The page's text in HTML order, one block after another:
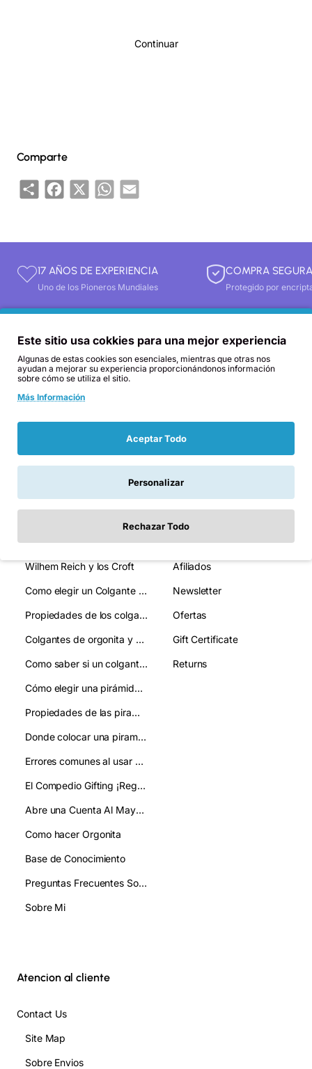
Continuar
Comparte
ShareFacebook
X WhatsApp
Email
17 AÑOS DE EXPERIENCIA
Uno de los Pioneros Mundiales
COMPRA SEGURA
Protegido por
¿Qué es la Orgonita y el Orgon?
Wilhem Reich y los Croft
Como elegir un Colgante de Orgonita:guia clara para acertar en tu eleccion
Propiedades de los colgantes de orgonita
Colgantes de orgonita y chakras: qué relación tienen
Como saber si un colgante de orgonita es autentico y evitar imitaciones
Cómo elegir una pirámide de orgonita:guía práctica y clara
Propiedades de las piramides de orgonita:como se usan
Donde colocar una piramide de orgonita:mejora tu ambiente y bienestar
Errores comunes al usar pirámides de orgonita y cómo evitarlos
El Compedio Gifting ¡Regala!
Abre una Cuenta Al Mayor/ Gifting
Como hacer Orgonita
Base de Conocimiento
Preguntas Frecuentes Sobre Orgonita FAQ
Sobre Mi
Mi Cuenta
Order History
Afiliados
Newsletter
Ofertas
Gift Certificate
Returns
Atencion al cliente
Contact Us
Site Map
Sobre Envios
Este sitio usa cokkies para una mejor experiencia
Algunas de estas cookies son esenciales, mientras que otras nos
ayudan a mejorar su experiencia proporcionándonos información
sobre cómo se utiliza el sitio.
Más Información
Aceptar Todo
Personalizar
Rechazar Todo